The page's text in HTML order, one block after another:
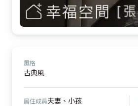
風格
古典風
居住成員夫妻、小孩